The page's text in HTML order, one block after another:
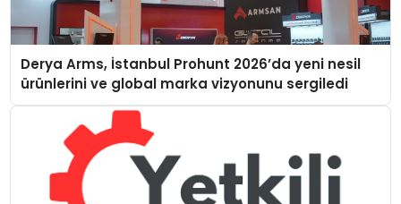
Derya Arms, İstanbul Prohunt 2026’da yeni nesil
ürünlerini ve global marka vizyonunu sergiledi